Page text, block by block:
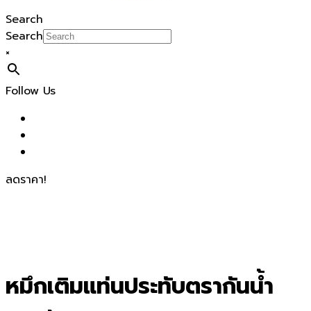
Search
Search
×
Follow Us
ลดราคา!
หมึกเติมแท่นประทับตรากันน้ำ